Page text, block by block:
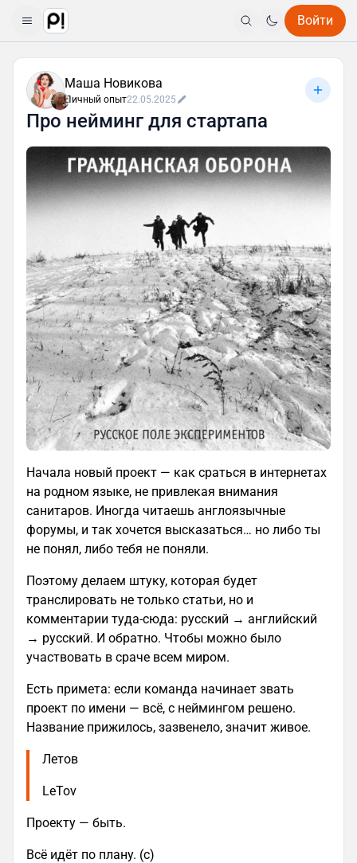
Войти
Маша Новикова
Личный опыт22.05.2025
Про нейминг для стартапа
Начала новый проект — как сраться в интернетах
на родном языке, не привлекая внимания
санитаров. Иногда читаешь англоязычные
форумы, и так хочется высказаться… но либо ты
не понял, либо тебя не поняли.
Поэтому делаем штуку, которая будет
транслировать не только статьи, но и
комментарии туда-сюда: русский → английский
→ русский. И обратно. Чтобы можно было
участвовать в сраче всем миром.
Есть примета: если команда начинает звать
проект по имени — всё, с неймингом решено.
Название прижилось, зазвенело, значит живое.
Летов
LeTov
Проекту — быть.
Всё идёт по плану. (с)